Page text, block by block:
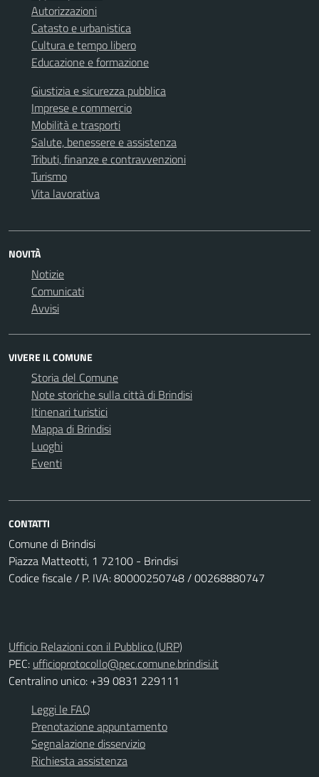
Autorizzazioni
Catasto e urbanistica
Cultura e tempo libero
Educazione e formazione
Giustizia e sicurezza pubblica
Imprese e commercio
Mobilità e trasporti
Salute, benessere e assistenza
Tributi, finanze e contravvenzioni
Turismo
Vita lavorativa
NOVITÀ
Notizie
Comunicati
Avvisi
VIVERE IL COMUNE
Storia del Comune
Note storiche sulla città di Brindisi
Itinenari turistici
Mappa di Brindisi
Luoghi
Eventi
CONTATTI
Comune di Brindisi
Piazza Matteotti, 1 72100 - Brindisi
Codice fiscale / P. IVA: 80000250748 / 00268880747
Ufficio Relazioni con il Pubblico (URP)
PEC: ufficioprotocollo@pec.comune.brindisi.it
Centralino unico: +39 0831 229111
Leggi le FAQ
Prenotazione appuntamento
Segnalazione disservizio
Richiesta assistenza